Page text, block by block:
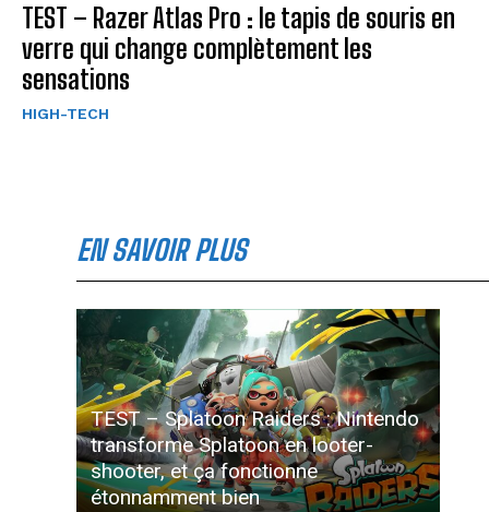
TEST – Razer Atlas Pro : le tapis de souris en
verre qui change complètement les
sensations
HIGH-TECH
EN SAVOIR PLUS
TEST – Splatoon Raiders : Nintendo
transforme Splatoon en looter-
shooter, et ça fonctionne
étonnamment bien